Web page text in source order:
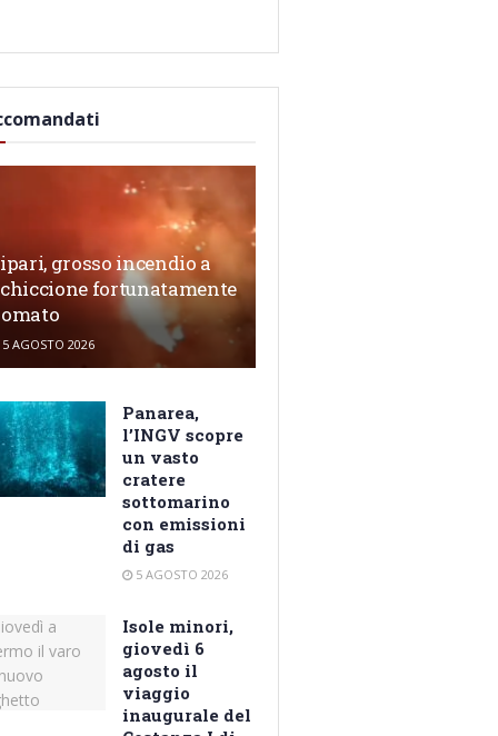
grosso incendio a
fortunatamente
5 AGOSTO 2026
Panarea,
l’INGV scopre
un vasto
cratere
sottomarino
con emissioni
di gas
5 AGOSTO 2026
Isole minori,
giovedì 6
agosto il
viaggio
inaugurale del